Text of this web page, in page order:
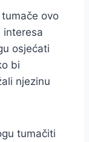
ovo
interesa
osjećati
bi
njezinu
tumačiti